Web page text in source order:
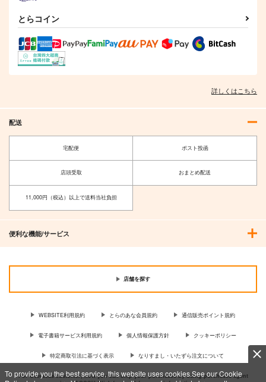
To provide you the best service, this website uses cookies.See our Cookie
とらコイン
詳しくはこちら
配送
宅配便 ポスト投函
店頭受取 おまとめ配送
11,000円（税込）以上で送料当社負担
便利な機能/サービス
店舗を探す
WEBSITE利用規約 とらのあな会員規約 通信販売ポイント規約
電子書籍サービス利用規約 個人情報保護方針 クッキーポリシー
特定商取引法に基づく表示 なりすまし・いたずら注文について
For Overseas customer, now you can ship your purchases by using purchases agent